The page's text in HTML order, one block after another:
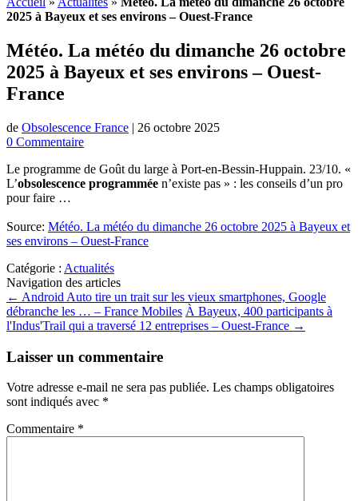
2025 à Bayeux et ses environs – Ouest-France
Météo. La météo du dimanche 26 octobre
2025 à Bayeux et ses environs – Ouest-
France
de Obsolescence France | 26 octobre 2025
0 Commentaire
Le programme de Goût du large à Port-en-Bessin-Huppain. 23/10. «
L’obsolescence programmée n’existe pas » : les conseils d’un pro
pour faire …
Source: Météo. La météo du dimanche 26 octobre 2025 à Bayeux et
ses environs – Ouest-France
Catégorie : Actualités
Navigation des articles
← Android Auto tire un trait sur les vieux smartphones, Google
débranche les … – France Mobiles À Bayeux, 400 participants à
l'Indus'Trail qui a traversé 12 entreprises – Ouest-France →
Laisser un commentaire
Votre adresse e-mail ne sera pas publiée. Les champs obligatoires
sont indiqués avec *
Commentaire *